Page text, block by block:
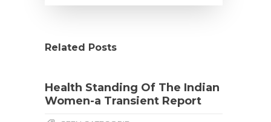
Related Posts
Health Standing Of The Indian
Women-a Transient Report